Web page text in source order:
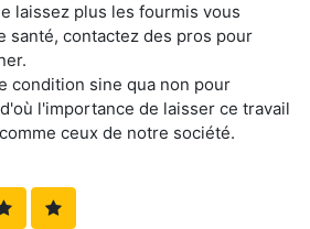
laissez plus les fourmis vous
santé, contactez des pros pour
condition sine qua non pour
l'importance de laisser ce travail
ceux de notre société.